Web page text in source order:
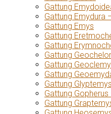
Gattung
Gattung Emydura
Gattung Emys
Gattung
Gattung
Gattung
Gattung
Gattung
Gattung
Gattung
Gattung